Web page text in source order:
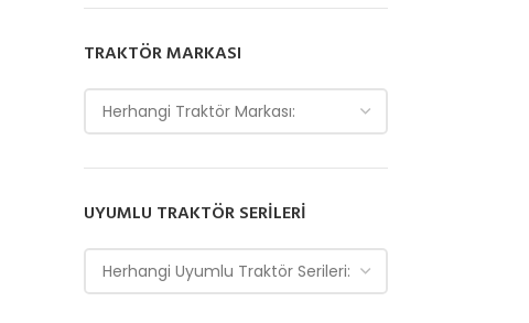
TRAKTÖR MARKASI
Herhangi Traktör Markası:
UYUMLU TRAKTÖR SERILERI
Herhangi Uyumlu Traktör Serileri: